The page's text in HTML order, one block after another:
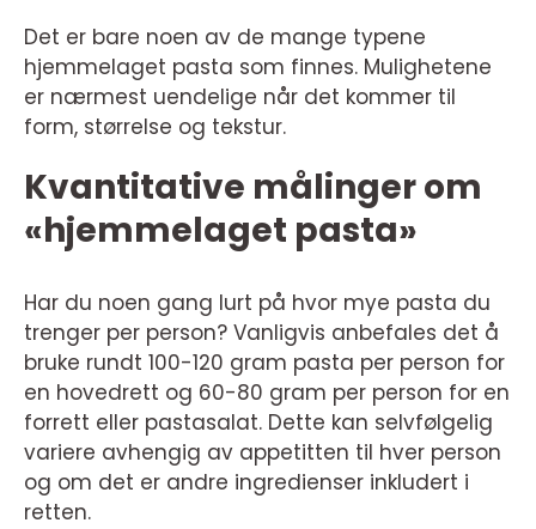
Det er bare noen av de mange typene
hjemmelaget pasta som finnes. Mulighetene
er nærmest uendelige når det kommer til
form, størrelse og tekstur.
Kvantitative målinger om
«hjemmelaget pasta»
Har du noen gang lurt på hvor mye pasta du
trenger per person? Vanligvis anbefales det å
bruke rundt 100-120 gram pasta per person for
en hovedrett og 60-80 gram per person for en
forrett eller pastasalat. Dette kan selvfølgelig
variere avhengig av appetitten til hver person
og om det er andre ingredienser inkludert i
retten.